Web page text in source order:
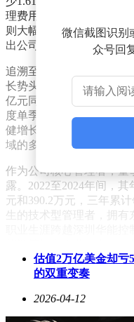
理费用增长17.38%，研
则大幅下降224.11%。这
出公司在优化运营效率与
追溯至今年8月发布的半
长势头：营业收入205.09
亿元同比增长40.15%。
度单季实现营业收入
健增长态势。这种持续向
域的多元化布局密切相关。
作为公司核心管理者，董
露。2022至2024年间，
元和390.2万元，三年累
生的技术型管理者，拥有
角色，目前还兼任公司
董事。
公开资料显示，这家成立
于深圳市龙华区观湖街道
微信截图识别
众号回
估值2万亿美金却亏
的双重变奏
2026-04-12